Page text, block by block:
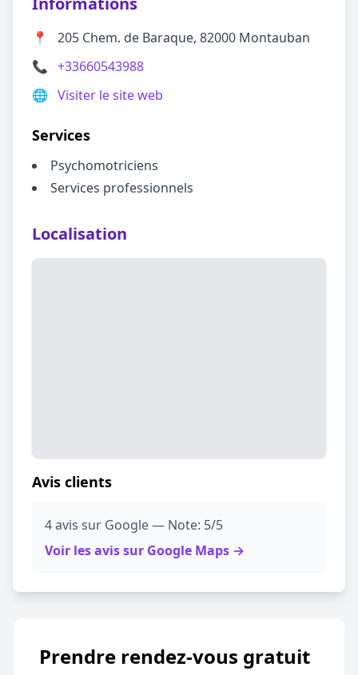
📍
205 Chem. de Baraque, 82000 Montauban
📞 +33660543988
🌐 Visiter le site web
Services
Psychomotriciens
Services professionnels
Localisation
Avis clients
4 avis sur Google — Note: 5/5
Voir les avis sur Google Maps →
Prendre rendez-vous gratuit